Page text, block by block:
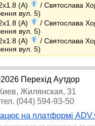
(A)
/ Святослава
вул. 5)
(A)
/ Святослава
вул. 5)
(A)
/ Святослава
вул. 5)
Перехід Аутдор
Жилянская, 31
тел. (044) 594-93-50
на платформі